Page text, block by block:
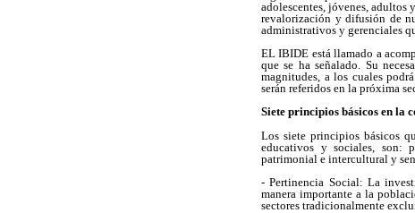
adolescentes, jóvenes, adultos
revalorización y difusión de
administrativos y gerenciales
EL IBIDE está llamado a
que se ha señalado. Su
magnitudes, a los cuales
serán referidos en la próxima
Siete principios básicos en la
Los siete principios básicos
educativos y sociales, son:
patrimonial e intercultural y
- Pertinencia Social: La
manera importante a la
sectores tradicionalmente